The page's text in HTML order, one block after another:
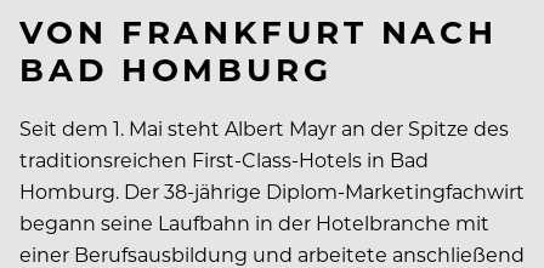
VON FRANKFURT NACH
BAD HOMBURG
Seit dem 1. Mai steht Albert Mayr an der Spitze des
traditionsreichen First-Class-Hotels in Bad
Homburg. Der 38-jährige Diplom-Marketingfachwirt
begann seine Laufbahn in der Hotelbranche mit
einer Berufsausbildung und arbeitete anschließend